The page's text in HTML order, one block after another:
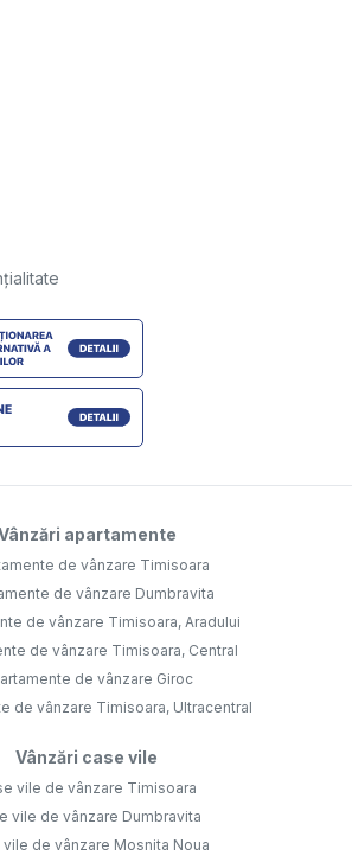
apartamente
de vânzare Timisoara
de vânzare Dumbravita
de vânzare Timisoara, Aradului
de vânzare Timisoara, Central
de vânzare Giroc
de vânzare Timisoara, Ultracentral
Vânzări case vile
vile de vânzare Timisoara
vile de vânzare Dumbravita
vile de vânzare Mosnita Noua